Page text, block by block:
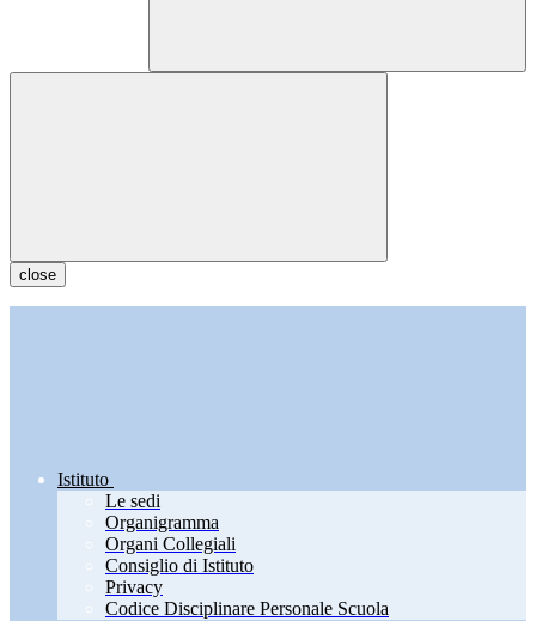
close
Istituto
Le sedi
Organigramma
Organi Collegiali
Consiglio di Istituto
Privacy
Codice Disciplinare Personale Scuola